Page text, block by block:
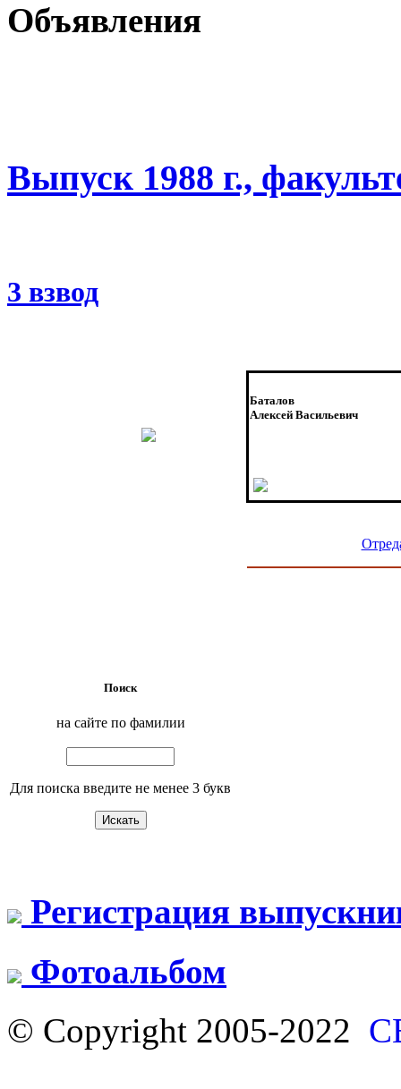
Объявления
Выпуск 1988 г.,
3 взвод
Баталов
Алексей Васильевич
Поиск
на сайте по фамилии
Для поиска введите не менее 3 букв
Регистрация
Фотоальбом
© Copyright 2005-2022